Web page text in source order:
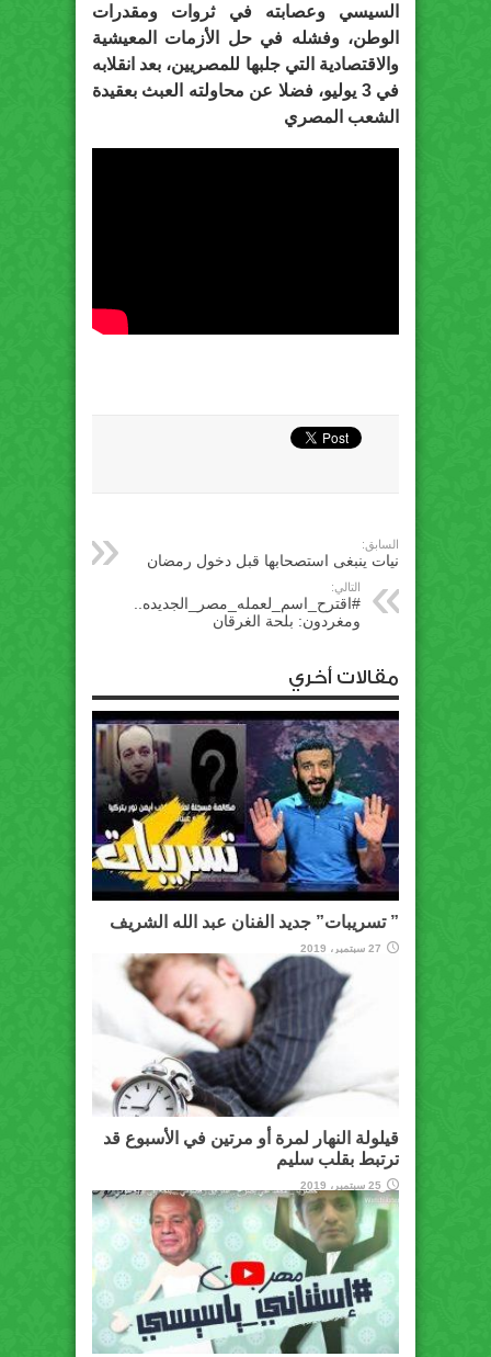
السيسي وعصابته في ثروات ومقدرات
الوطن، وفشله في حل الأزمات المعيشية
والاقتصادية التي جلبها للمصريين، بعد انقلابه
في 3 يوليو، فضلا عن محاولته العبث بعقيدة
الشعب المصري
السابق:
نيات ينبغى استصحابها قبل دخول رمضان
التالي:
#اقترح_اسم_لعمله_مصر_الجديده..
ومغردون: بلحة الغرقان
مقالات أخري
” تسريبات” جديد الفنان عبد الله الشريف
27 سبتمبر، 2019
قيلولة النهار لمرة أو مرتين في الأسبوع قد
ترتبط بقلب سليم
25 سبتمبر، 2019